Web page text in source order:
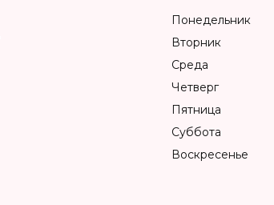
Понедельник
Вторник
Среда
Четверг
Пятница
Суббота
Воскресенье